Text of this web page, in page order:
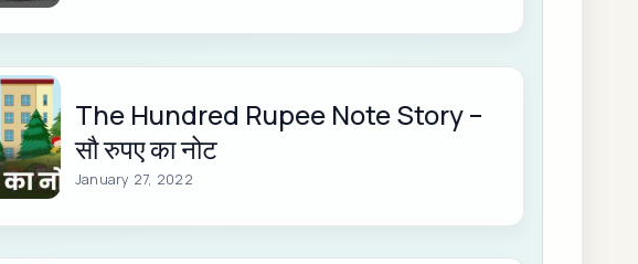
The Hundred Rupee Note Story –
सौ रुपए का नोट
January 27, 2022